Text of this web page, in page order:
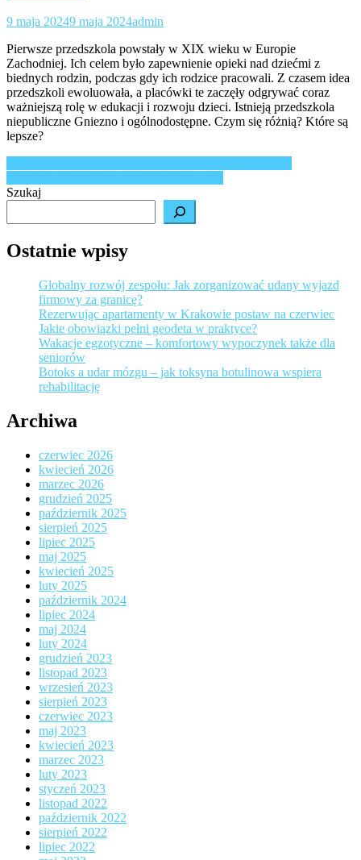
9 maja 20249 maja 2024admin
Pierwsze przedszkola powstały w XIX wieku w Europie
Zachodniej. Ich celem było zapewnienie opieki nad dziećmi z
biednych rodzin, podczas gdy ich rodzice pracowali. Z czasem idea
przedszkoli ewoluowała, a placówki te zaczęły odgrywać coraz
ważniejszą rolę w edukacji i rozwoju dzieci. Istnieją przedszkola
niepubliczne Gniezno i ogólnodostępne. Czym się różnią? Które są
lepsze?
Nawigacja
wpisu
Szukaj
Ostatnie wpisy
Globalny rozwój zespołu: Jak zorganizować udany wyjazd
firmowy za granicę?
Rezerwując apartamenty w Krakowie postaw na czerwiec
Jakie obowiązki pełni geodeta w praktyce?
Wakacje egzotyczne – komfortowy wypoczynek także dla
seniorów
Botoks a udar mózgu – jak toksyna botulinowa wspiera
rehabilitację
Archiwa
czerwiec 2026
kwiecień 2026
marzec 2026
grudzień 2025
październik 2025
sierpień 2025
lipiec 2025
maj 2025
kwiecień 2025
luty 2025
październik 2024
lipiec 2024
maj 2024
luty 2024
grudzień 2023
listopad 2023
wrzesień 2023
sierpień 2023
czerwiec 2023
maj 2023
kwiecień 2023
marzec 2023
luty 2023
styczeń 2023
listopad 2022
październik 2022
sierpień 2022
lipiec 2022